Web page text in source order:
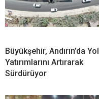
Büyükşehir, Andırın’da Yol
Yatırımlarını Artırarak
Sürdürüyor